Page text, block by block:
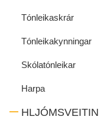
Tónleikaskrár
Tónleikakynningar
Skólatónleikar
Harpa
HLJÓMSVEITIN